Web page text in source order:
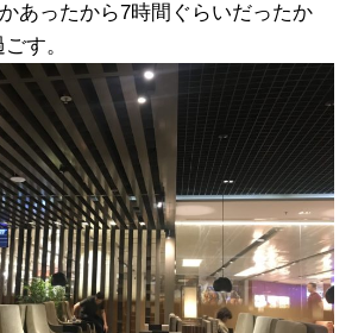
あったから7時間ぐらいだったか
す。